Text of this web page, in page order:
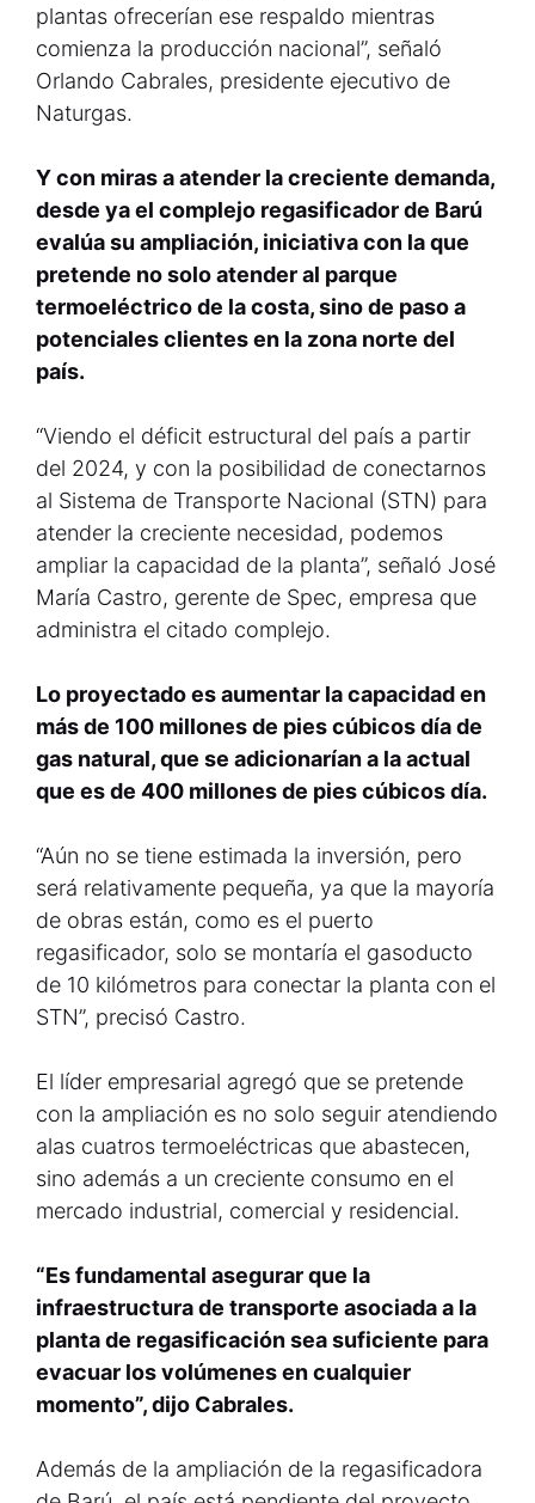
plantas ofrecerían ese respaldo mientras
comienza la producción nacional”, señaló
Orlando Cabrales, presidente ejecutivo de
Naturgas.
Y con miras a atender la creciente demanda,
desde ya el complejo regasificador de Barú
evalúa su ampliación, iniciativa con la que
pretende no solo atender al parque
termoeléctrico de la costa, sino de paso a
potenciales clientes en la zona norte del
país.
“Viendo el déficit estructural del país a partir
del 2024, y con la posibilidad de conectarnos
al Sistema de Transporte Nacional (STN) para
atender la creciente necesidad, podemos
ampliar la capacidad de la planta”, señaló José
María Castro, gerente de Spec, empresa que
administra el citado complejo.
Lo proyectado es aumentar la capacidad en
más de 100 millones de pies cúbicos día de
gas natural, que se adicionarían a la actual
que es de 400 millones de pies cúbicos día.
“Aún no se tiene estimada la inversión, pero
será relativamente pequeña, ya que la mayoría
de obras están, como es el puerto
regasificador, solo se montaría el gasoducto
de 10 kilómetros para conectar la planta con el
STN”, precisó Castro.
El líder empresarial agregó que se pretende
con la ampliación es no solo seguir atendiendo
alas cuatros termoeléctricas que abastecen,
sino además a un creciente consumo en el
mercado industrial, comercial y residencial.
“Es fundamental asegurar que la
infraestructura de transporte asociada a la
planta de regasificación sea suficiente para
evacuar los volúmenes en cualquier
momento”, dijo Cabrales.
Además de la ampliación de la regasificadora